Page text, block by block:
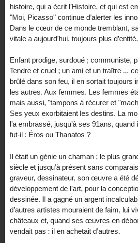
histoire, qui a écrit l’Histoire, et qui est
"Moi, Picasso" continue d’alerter les
Dans le cœur de ce monde tremblant,
vitale a aujourd’hui, toujours plus d’entité.
Enfant prodige, surdoué ; communiste,
Tendre et cruel ; un ami et un traître ...
brûlé dans son feu, il en sortait toujours
les autres. Aux femmes. Les femmes
mais aussi, "tampons à récurer et
Ses yeux exorbitaient les destins. La
l’a embrassé, jusqu’à ses 91ans,
fut-il : Éros ou Thanatos ?
Il était un génie un chaman ; le plus
siècle et jusqu’à présent sans
graveur, dessinateur, son œuvre a été
développement de l’art, pour la
dessinée. Il a gagné un argent
d’autres artistes mouraient de faim, lui
châteaux et, quand ses œuvres en
vendait pas : il en achetait d’autres.